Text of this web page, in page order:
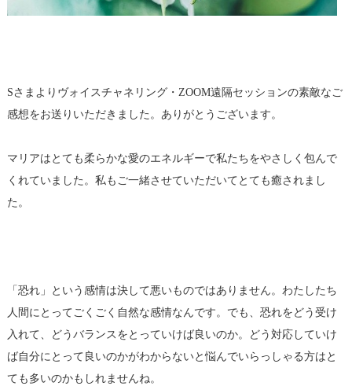
Sさまよりヴォイスチャネリング・ZOOM遠隔セッションの素敵なご
感想をお送りいただきました。ありがとうございます。
マリアはとても柔らかな愛のエネルギーで私たちをやさしく包んで
くれていました。私もご一緒させていただいてとても癒されまし
た。
「恐れ」という感情は決して悪いものではありません。わたしたち
人間にとってごくごく自然な感情なんです。でも、恐れをどう受け
入れて、どうバランスをとっていけば良いのか。どう対応していけ
ば自分にとって良いのかがわからないと悩んでいらっしゃる方はと
ても多いのかもしれませんね。